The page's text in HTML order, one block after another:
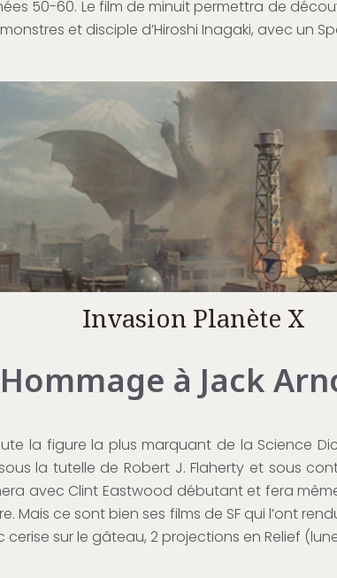
50-60. Le film de minuit permettra de
et disciple d’Hiroshi Inagaki, avec un
Invasion Planète X
Hommage à Jack
la figure la plus marquant de la Science
la tutelle de Robert J. Flaherty et sous
avec Clint Eastwood débutant et fera
Mais ce sont bien ses films de SF qui l’ont
sur le gâteau, 2 projections en Relief